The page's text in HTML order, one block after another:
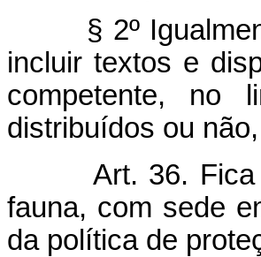
§ 2º
incluir textos e
competente, no
distribuídos ou
Art. 36.
fauna, com sede
da política de